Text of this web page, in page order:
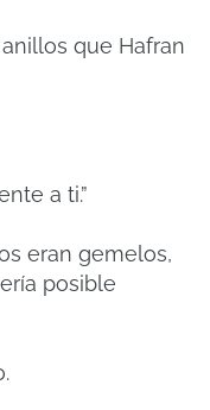
que Hafran
a ti.”
eran gemelos,
posible